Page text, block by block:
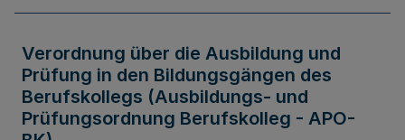
Verordnung über die Ausbildung und
Prüfung in den Bildungsgängen des
Berufskollegs (Ausbildungs- und
Prüfungsordnung Berufskolleg - APO-